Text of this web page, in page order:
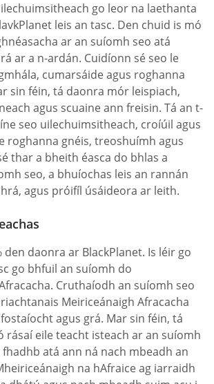
go leor na laethanta
leis an tasc. Den chuid is mó
ar an suíomh seo atá
ar a n-ardán. Cuidíonn sé seo le
cumarsáide agus roghanna
sin féin, tá daonra mór leispiach,
agus scuaine ann freisin. Tá an t-
seo uilechuimsitheach, croíúil agus
roghanna gnéis, treoshuímh agus
thar a bheith éasca do bhlas a
seo, a bhuíochas leis an rannán
agus próifíl úsáideora ar leith.
den daonra ar BlackPlanet. Is léir go
go bhfuil an suíomh do
Cruthaíodh an suíomh seo
Meiriceánaigh Afracacha
agus grá. Mar sin féin, tá
rásaí eile teacht isteach ar an suíomh
fhadhb atá ann ná nach mbeadh an
na hAfraice ag iarraidh